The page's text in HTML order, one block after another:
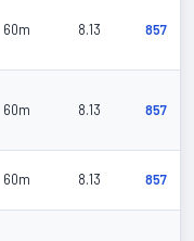
60m 8.13 857
60m 8.13 857
60m 8.13 857